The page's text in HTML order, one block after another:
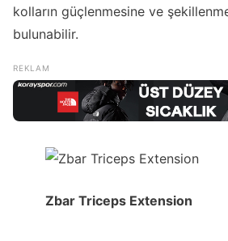
kolların güçlenmesine ve
bulunabilir.
Zbar Triceps Extension